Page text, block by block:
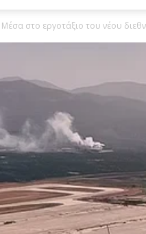
Μέσα στο εργοτάξιο του νέου